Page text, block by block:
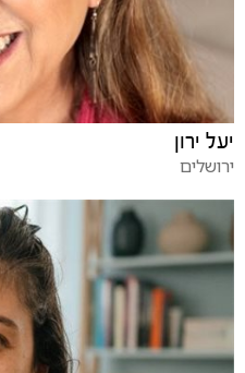
יעל ירון
ירושלים